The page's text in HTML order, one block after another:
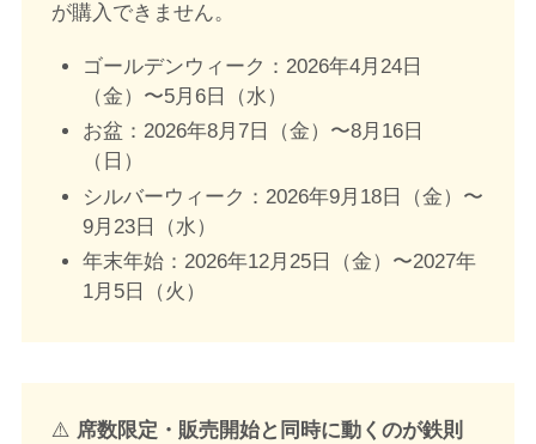
が購入できません。
ゴールデンウィーク：2026年4月24日
（金）〜5月6日（水）
お盆：2026年8月7日（金）〜8月16日
（日）
シルバーウィーク：2026年9月18日（金）〜
9月23日（水）
年末年始：2026年12月25日（金）〜2027年
1月5日（火）
⚠️ 席数限定・販売開始と同時に動くのが鉄則